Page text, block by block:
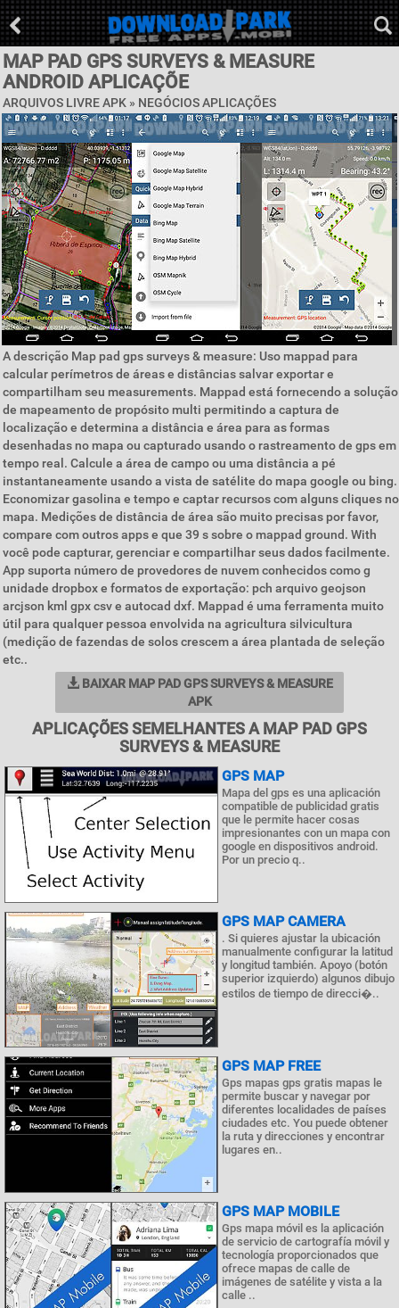
MAP PAD GPS SURVEYS & MEASURE
ANDROID APLICAÇÕE
ARQUIVOS LIVRE APK » NEGÓCIOS APLICAÇÕES
A descrição Map pad gps surveys & measure: Uso mappad para
calcular perímetros de áreas e distâncias salvar exportar e
compartilham seu measurements. Mappad está fornecendo a solução
de mapeamento de propósito multi permitindo a captura de
localização e determina a distância e área para as formas
desenhadas no mapa ou capturado usando o rastreamento de gps em
tempo real. Calcule a área de campo ou uma distância a pé
instantaneamente usando a vista de satélite do mapa google ou bing.
Economizar gasolina e tempo e captar recursos com alguns cliques no
mapa. Medições de distância de área são muito precisas por favor,
compare com outros apps e que 39 s sobre o mappad ground. With
você pode capturar, gerenciar e compartilhar seus dados facilmente.
App suporta número de provedores de nuvem conhecidos como g
unidade dropbox e formatos de exportação: pch arquivo geojson
arcjson kml gpx csv e autocad dxf. Mappad é uma ferramenta muito
útil para qualquer pessoa envolvida na agricultura silvicultura
(medição de fazendas de solos crescem a área plantada de seleção
etc..
BAIXAR MAP PAD GPS SURVEYS & MEASURE
APK
APLICAÇÕES SEMELHANTES A MAP PAD GPS
SURVEYS & MEASURE
GPS MAP
Mapa del gps es una aplicación
compatible de publicidad gratis
que le permite hacer cosas
impresionantes con un mapa con
google en dispositivos android.
Por un precio q..
GPS MAP CAMERA
. Si quieres ajustar la ubicación
manualmente configurar la latitud
y longitud también. Apoyo (botón
superior izquierdo) algunos dibujo
estilos de tiempo de direcci�..
GPS MAP FREE
Gps mapas gps gratis mapas le
permite buscar y navegar por
diferentes localidades de países
ciudades etc. You puede obtener
la ruta y direcciones y encontrar
lugares en..
GPS MAP MOBILE
Gps mapa móvil es la aplicación
de servicio de cartografía móvil y
tecnología proporcionados que
ofrece mapas de calle de
imágenes de satélite y vista a la
calle ..